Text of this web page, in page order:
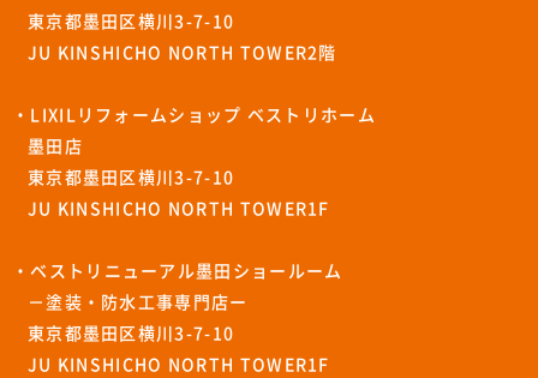
東京都墨田区横川3-7-10
JU KINSHICHO NORTH TOWER2階
・LIXILリフォームショップ ベストリホーム
墨田店
東京都墨田区横川3-7-10
JU KINSHICHO NORTH TOWER1F
・ベストリニューアル墨田ショールーム
－塗装・防水工事専門店ー
東京都墨田区横川3-7-10
JU KINSHICHO NORTH TOWER1F